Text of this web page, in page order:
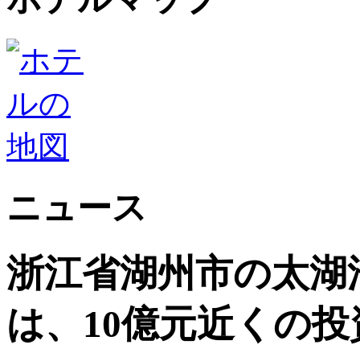
ニュース
浙江省湖州市の太
は、10億元近くの